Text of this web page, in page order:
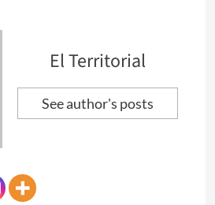
El Territorial
See author's posts